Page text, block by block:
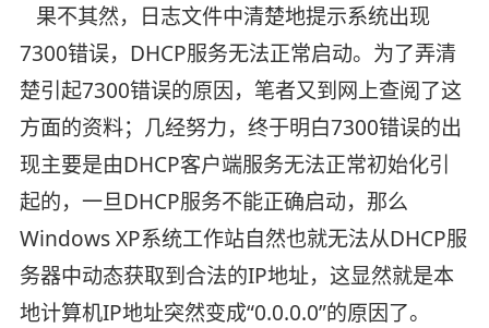
果不其然，日志文件中清楚地提示系统出现
7300错误，DHCP服务无法正常启动。为了弄清
楚引起7300错误的原因，笔者又到网上查阅了这
方面的资料；几经努力，终于明白7300错误的出
现主要是由DHCP客户端服务无法正常初始化引
起的，一旦DHCP服务不能正确启动，那么
Windows XP系统工作站自然也就无法从DHCP服
务器中动态获取到合法的IP地址，这显然就是本
地计算机IP地址突然变成“0.0.0.0”的原因了。